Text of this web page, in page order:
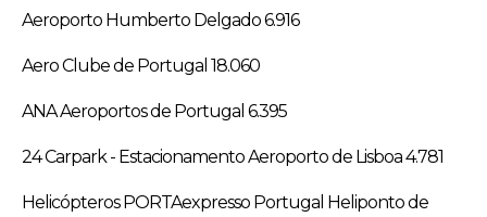
Aeroporto Humberto Delgado 6.916
Aero Clube de Portugal 18.060
ANA Aeroportos de Portugal 6.395
24 Carpark - Estacionamento Aeroporto de Lisboa 4.781
Helicópteros PORTAexpresso Portugal Heliponto de